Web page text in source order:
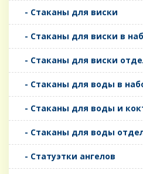
- Стаканы для виски
- Стаканы для виски в
- Стаканы для виски
- Стаканы для воды в
- Стаканы для воды и
- Стаканы для воды
- Статуэтки ангелов